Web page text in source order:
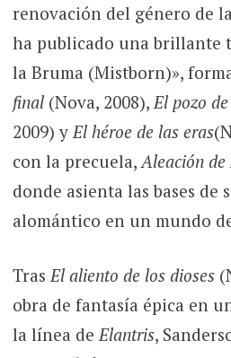
renovación del género de
ha publicado una brillante
la Bruma (Mistborn)»,
final(Nova, 2008), El pozo
2009) y El héroe de las eras
con la precuela, Aleación de
donde asienta las bases de
alomántico en un mundo
TrasEl aliento de los dioses
obra de fantasía épica en
la línea deElantris,